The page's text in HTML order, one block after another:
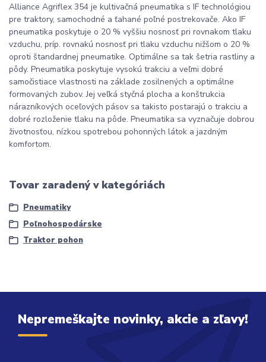
Alliance Agriflex 354 je kultivačná pneumatika s IF technológiou
pre traktory, samochodné a ťahané poľné postrekovače. Ako IF
pneumatika poskytuje o 20 % vyššiu nosnosť pri rovnakom tlaku
vzduchu, príp. rovnakú nosnosť pri tlaku vzduchu nižšom o 20 %
oproti štandardnej pneumatike. Optimálne sa tak šetria rastliny a
pôdy. Pneumatika poskytuje vysokú trakciu a veľmi dobré
samočistiace vlastnosti na základe zosilnených a optimálne
formovaných zubov. Jej veľká styčná plocha a konštrukcia
nárazníkových oceľových pásov sa takisto postarajú o trakciu a
dobré rozloženie tlaku na pôde. Pneumatika sa vyznačuje dobrou
životnosťou, nízkou spotrebou pohonných látok a jazdným
komfortom.
Tovar zaradený v kategóriách
Pneumatiky
Poľnohospodárske
Traktor pohon
Nepremeškajte novinky, akcie a zľavy!